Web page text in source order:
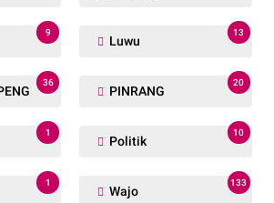
9
Luwu
13
36
PINRANG
20
1
Politik
10
1
Wajo
133